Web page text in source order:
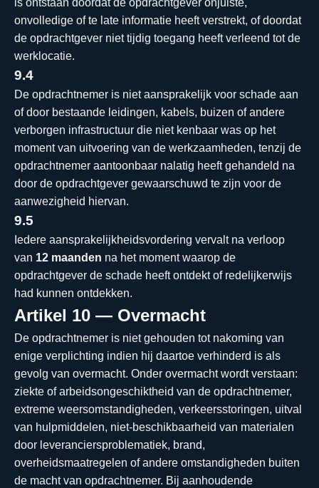
is ontstaan doordat de opdrachtgever onjuiste,
onvolledige of te late informatie heeft verstrekt, of doordat
de opdrachtgever niet tijdig toegang heeft verleend tot de
werklocatie.
9.4
De opdrachtnemer is niet aansprakelijk voor schade aan
of door bestaande leidingen, kabels, buizen of andere
verborgen infrastructuur die niet kenbaar was op het
moment van uitvoering van de werkzaamheden, tenzij de
opdrachtnemer aantoonbaar nalatig heeft gehandeld na
door de opdrachtgever gewaarschuwd te zijn voor de
aanwezigheid hiervan.
9.5
Iedere aansprakelijkheidsvordering vervalt na verloop
van 12 maanden na het moment waarop de
opdrachtgever de schade heeft ontdekt of redelijkerwijs
had kunnen ontdekken.
Artikel 10 — Overmacht
De opdrachtnemer is niet gehouden tot nakoming van
enige verplichting indien hij daartoe verhinderd is als
gevolg van overmacht. Onder overmacht wordt verstaan:
ziekte of arbeidsongeschiktheid van de opdrachtnemer,
extreme weersomstandigheden, verkeersstoringen, uitval
van hulpmiddelen, niet-beschikbaarheid van materialen
door leveranciersproblematiek, brand,
overheidsmaatregelen of andere omstandigheden buiten
de macht van opdrachtnemer. Bij aanhoudende